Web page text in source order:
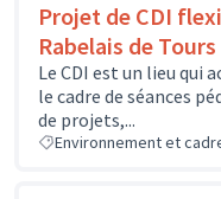
Projet de CDI
Rabelais de Tours
Le CDI est un lieu qui
le cadre de séances
de projets,...
Environnement et